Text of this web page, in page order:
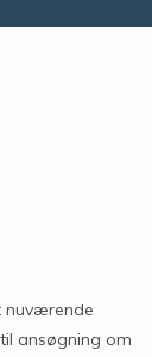
nuværende
ansøgning om